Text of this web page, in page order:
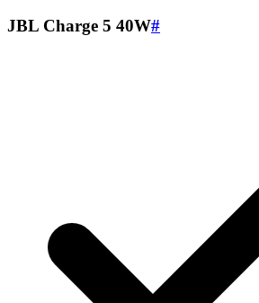
JBL Charge 5 40W#